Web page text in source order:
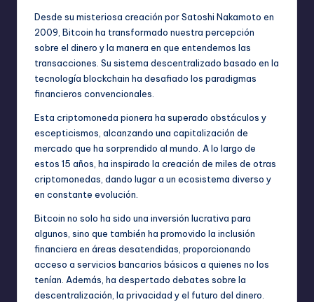
Desde su misteriosa creación por Satoshi Nakamoto en
2009, Bitcoin ha transformado nuestra percepción
sobre el dinero y la manera en que entendemos las
transacciones. Su sistema descentralizado basado en la
tecnología blockchain ha desafiado los paradigmas
financieros convencionales.
Esta criptomoneda pionera ha superado obstáculos y
escepticismos, alcanzando una capitalización de
mercado que ha sorprendido al mundo. A lo largo de
estos 15 años, ha inspirado la creación de miles de otras
criptomonedas, dando lugar a un ecosistema diverso y
en constante evolución.
Bitcoin no solo ha sido una inversión lucrativa para
algunos, sino que también ha promovido la inclusión
financiera en áreas desatendidas, proporcionando
acceso a servicios bancarios básicos a quienes no los
tenían. Además, ha despertado debates sobre la
descentralización, la privacidad y el futuro del dinero.